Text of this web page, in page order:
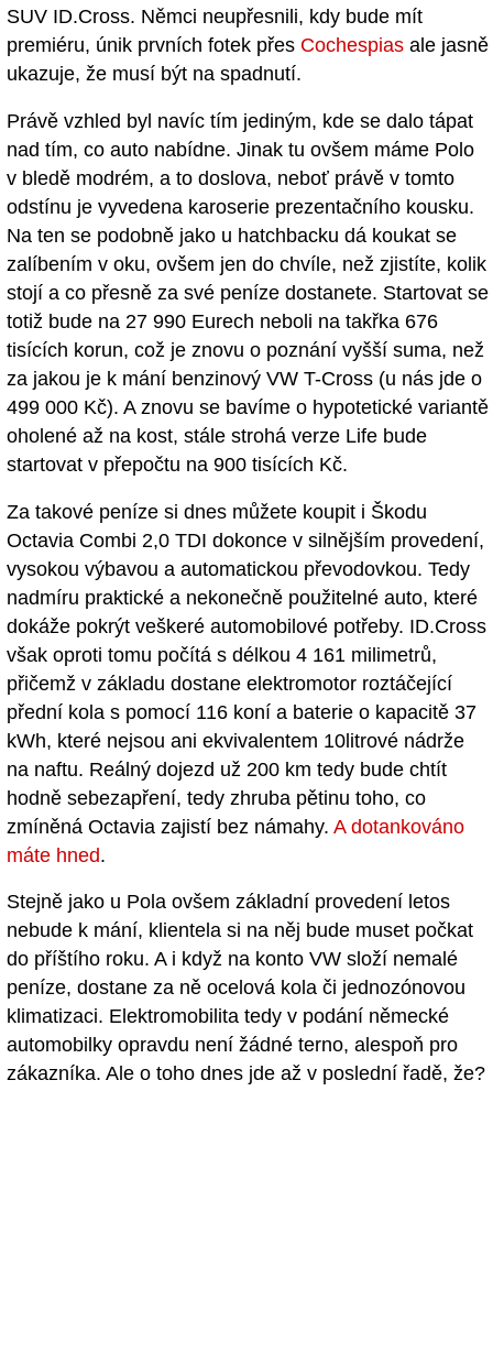
SUV ID.Cross. Němci neupřesnili, kdy bude mít
premiéru, únik prvních fotek přes Cochespias ale jasně
ukazuje, že musí být na spadnutí.
Právě vzhled byl navíc tím jediným, kde se dalo tápat
nad tím, co auto nabídne. Jinak tu ovšem máme Polo
v bledě modrém, a to doslova, neboť právě v tomto
odstínu je vyvedena karoserie prezentačního kousku.
Na ten se podobně jako u hatchbacku dá koukat se
zalíbením v oku, ovšem jen do chvíle, než zjistíte, kolik
stojí a co přesně za své peníze dostanete. Startovat se
totiž bude na 27 990 Eurech neboli na takřka 676
tisících korun, což je znovu o poznání vyšší suma, než
za jakou je k mání benzinový VW T-Cross (u nás jde o
499 000 Kč). A znovu se bavíme o hypotetické variantě
oholené až na kost, stále strohá verze Life bude
startovat v přepočtu na 900 tisících Kč.
Za takové peníze si dnes můžete koupit i Škodu
Octavia Combi 2,0 TDI dokonce v silnějším provedení,
vysokou výbavou a automatickou převodovkou. Tedy
nadmíru praktické a nekonečně použitelné auto, které
dokáže pokrýt veškeré automobilové potřeby. ID.Cross
však oproti tomu počítá s délkou 4 161 milimetrů,
přičemž v základu dostane elektromotor roztáčející
přední kola s pomocí 116 koní a baterie o kapacitě 37
kWh, které nejsou ani ekvivalentem 10litrové nádrže
na naftu. Reálný dojezd už 200 km tedy bude chtít
hodně sebezapření, tedy zhruba pětinu toho, co
zmíněná Octavia zajistí bez námahy. A dotankováno
máte hned.
Stejně jako u Pola ovšem základní provedení letos
nebude k mání, klientela si na něj bude muset počkat
do příštího roku. A i když na konto VW složí nemalé
peníze, dostane za ně ocelová kola či jednozónovou
klimatizaci. Elektromobilita tedy v podání německé
automobilky opravdu není žádné terno, alespoň pro
zákazníka. Ale o toho dnes jde až v poslední řadě, že?